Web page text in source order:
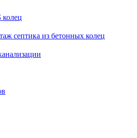
септика из бетонных колец